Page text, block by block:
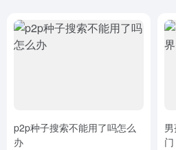
p2p种子搜索不能用了吗怎么
办
门